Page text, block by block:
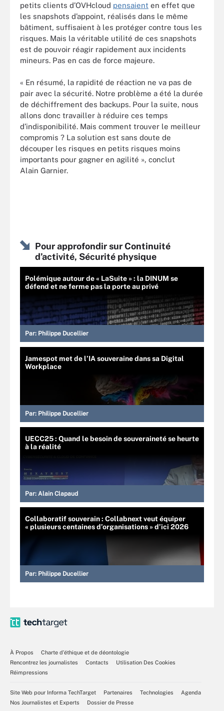
petits clients d’OVHcloud pensaient en effet que
les snapshots d’appoint, réalisés dans le même
bâtiment, suffisaient à les protéger contre tous les
risques. Mais la véritable utilité de ces snapshots
est de pouvoir réagir rapidement aux incidents
mineurs. Pas en cas de force majeure.
« En résumé, la rapidité de réaction ne va pas de
pair avec la sécurité. Notre problème a été la durée
de déchiffrement des backups. Pour la suite, nous
allons donc travailler à réduire ces temps
d’indisponibilité. Mais comment trouver le meilleur
compromis ? La solution est sans doute de
découper les risques en petits risques moins
importants pour gagner en agilité », conclut
Alain Garnier.
Pour approfondir sur Continuité
d’activité, Sécurité physique
Polémique autour de « LaSuite » : la DINUM se
défend et ne ferme pas la porte au privé
Par: Philippe Ducellier
Jamespot met de l’IA souveraine dans sa Digital
Workplace
Par: Philippe Ducellier
UECC25 : Quand le besoin de souveraineté se heurte
à la réalité
Par: Alain Clapaud
Collaboratif souverain : Collabnext veut équiper
« plusieurs centaines d’organisations » d’ici 2026
Par: Philippe Ducellier
À Propos
Charte d’éthique et de déontologie
Rencontrez les journalistes
Contacts
Utilisation Des Cookies
Réimpressions
Site Web pour Informa TechTarget Partenaires Technologies
Agenda
Nos Journalistes et Experts
Dossier de Presse